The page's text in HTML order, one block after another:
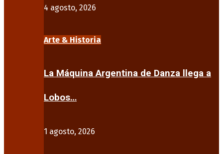
4 agosto, 2026
Arte & Historia
La Máquina Argentina de Danza llega a
Lobos…
1 agosto, 2026